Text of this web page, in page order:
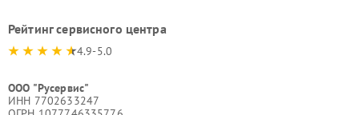
Рейтинг сервисного центра
4.9-5.0
ООО "Русервис"
ИНН 7702633247